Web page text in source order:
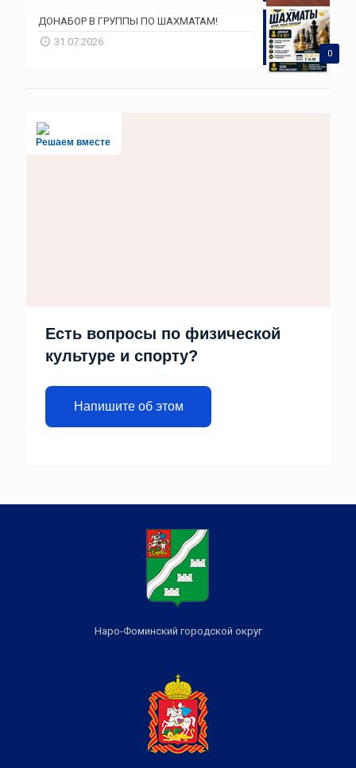
0
ДОНАБОР В ГРУППЫ ПО ШАХМАТАМ!
31.07.2026
Решаем вместе
Есть вопросы по физической
культуре и спорту?
Напишите об этом
Наро-Фоминский городской округ